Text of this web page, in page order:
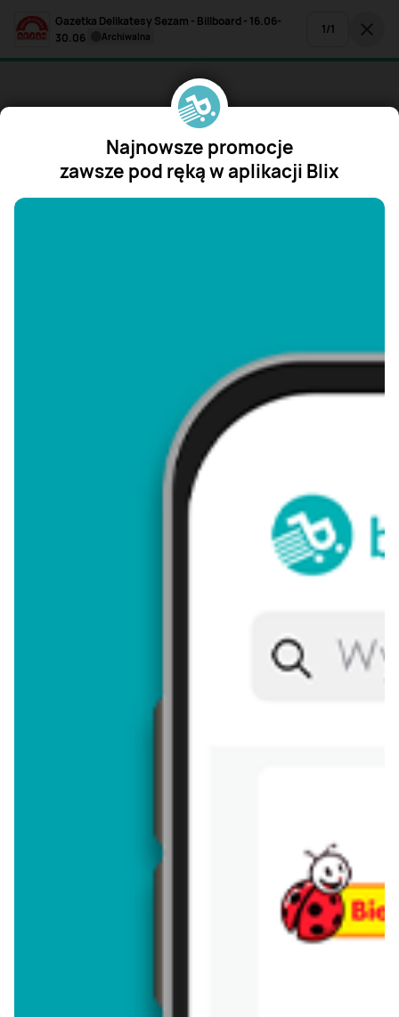
Gazetka Delikatesy Sezam - Billboard - 16.06-
30.06
archiwalna 1/1
Najnowsze promocje
zawsze pod ręką w aplikacji Blix
"/>